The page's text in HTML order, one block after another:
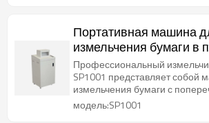
Портативная машина
измельчения бумаги в
разрезе 4x40 мм в
Профессиональный
SP1001 представляет собой
измельчения бумаги с
мм, подходящую для
модель:SP1001